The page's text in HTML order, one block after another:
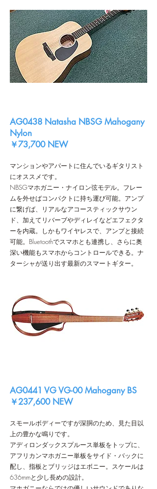
AG0438 Natasha NBSG Mahogany
Nylon
￥73,700 NEW
マンションやアパートに住んでいるギタリスト
にオススメです。
NBSGマホガニー・ナイロン弦モデル。フレー
ムを外せばコンパクトに持ち運び可能。アンプ
に繋げば、リアルなアコースティックサウン
ド、加えてリバーブやディレイなどエフェクタ
ーを内蔵。しかもワイヤレスで、アンプと接続
可能。Bluetoothでスマホとも連携し、さらに奥
深い機能もスマホからコントロールできる。ナ
ターシャが送り出す最新のスマートギター。
AG0441 VG VG-00 Mahogany BS
￥237,600 NEW
スモールボディーですが深胴のため、見た目以
上の豊かな鳴りです。
アディロンダックスプルース単板をトップに、
アフリカンマホガニー単板をサイド・バックに
配し、指板とブリッジはエボニー。スケールは
636mmと少し長めの設計。